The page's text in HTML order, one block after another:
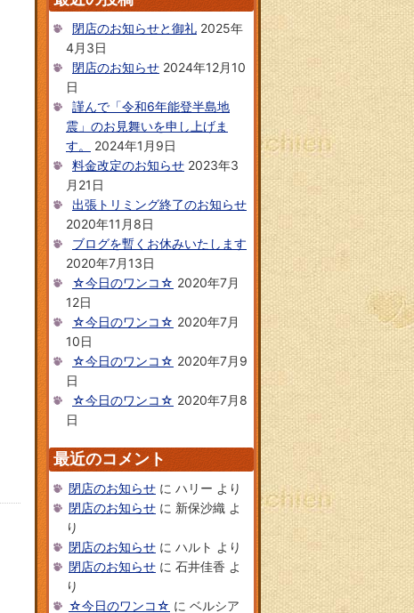
閉店のお知らせと御礼 2025年
4月3日
閉店のお知らせ 2024年12月10
日
謹んで「令和6年能登半島地
震」のお見舞いを申し上げま
す。
2024年1月9日
料金改定のお知らせ 2023年3
月21日
出張トリミング終了のお知らせ
2020年11月8日
ブログを暫くお休みいたします
2020年7月13日
☆今日のワンコ☆ 2020年7月
12日
☆今日のワンコ☆ 2020年7月
10日
☆今日のワンコ☆ 2020年7月9
日
☆今日のワンコ☆ 2020年7月8
日
最近のコメント
閉店のお知らせ に ハリー より
閉店のお知らせ に 新保沙織 よ
り
閉店のお知らせ に ハルト より
閉店のお知らせ に 石井佳香 よ
り
☆今日のワンコ☆ に ベルシア